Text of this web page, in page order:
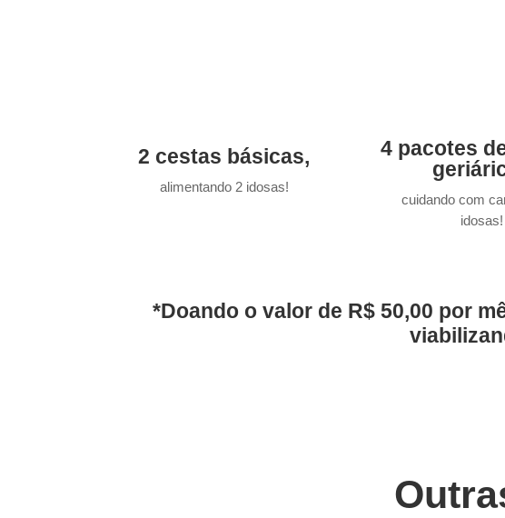
2 cestas básicas,
alimentando 2 idosas!
4 pacotes
cuidando com
idosas!
*Doando o valor de R$ 50,00 por